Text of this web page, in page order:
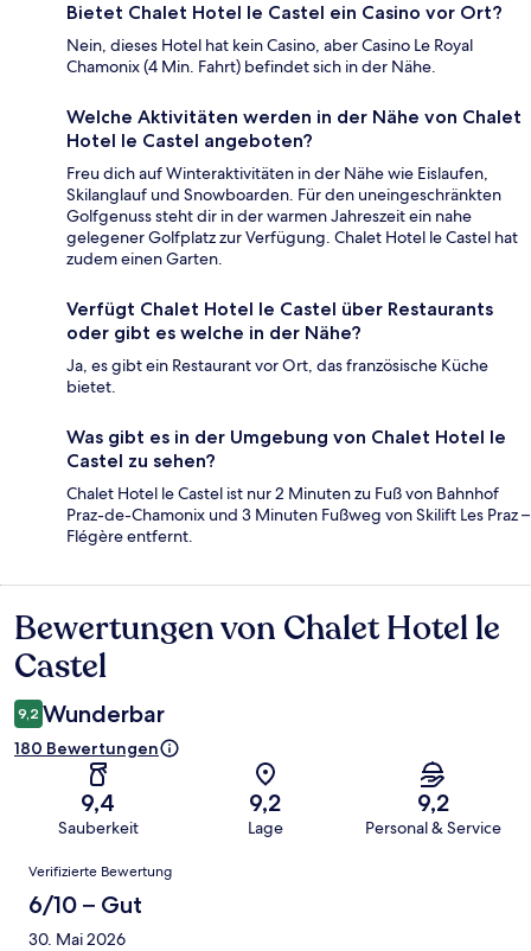
Bietet Chalet Hotel le Castel ein Casino vor Ort?
Nein, dieses Hotel hat kein Casino, aber Casino Le Royal
Chamonix (4 Min. Fahrt) befindet sich in der Nähe.
Welche Aktivitäten werden in der Nähe von Chalet
Hotel le Castel angeboten?
Freu dich auf Winteraktivitäten in der Nähe wie Eislaufen,
Skilanglauf und Snowboarden. Für den uneingeschränkten
Golfgenuss steht dir in der warmen Jahreszeit ein nahe
gelegener Golfplatz zur Verfügung. Chalet Hotel le Castel hat
zudem einen Garten.
Verfügt Chalet Hotel le Castel über Restaurants
oder gibt es welche in der Nähe?
Ja, es gibt ein Restaurant vor Ort, das französische Küche
bietet.
Was gibt es in der Umgebung von Chalet Hotel le
Castel zu sehen?
Chalet Hotel le Castel ist nur 2 Minuten zu Fuß von Bahnhof
Praz-de-Chamonix und 3 Minuten Fußweg von Skilift Les Praz –
Flégère entfernt.
Bewertungen
Bewertungen von Chalet Hotel le
Castel
9,2 Wunderbar
180 Bewertungen
9,4
Sauberkeit
9,2
Lage
9,2
Personal & Service
Bewertungen
Verifizierte Bewertung
6/10 – Gut
30. Mai 2026